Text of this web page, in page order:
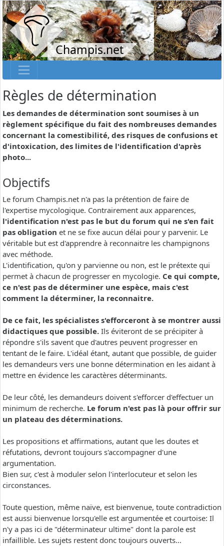
Champis.net
Règles de détermination
Les demandes de détermination sont soumises à un
règlement spécifique du fait des nombreuses demandes
concernant la comestibilité, des risques de confusions et
d'intoxication, des limites de l'identification d'après
photo...
Objectifs
Le forum Champis.net n'a pas la prétention de faire de
l'expertise mycologique. Contrairement aux apparences,
l'identification n'est pas le but du forum qui ne s'en fait
pas obligation et ne se fixe aucun délai pour y parvenir. Le
véritable but est d'apprendre à reconnaitre les champignons
avec méthode.
L'identification, qu'on y parvienne ou non, est le prétexte qui
permet à chacun de progresser en mycologie. Ce qui compte,
ce n'est pas de déterminer une espèce, mais c'est
comment la déterminer, la reconnaitre.
De ce fait, les spécialistes s'efforceront à se montrer aussi
didactiques que possible. Ils éviteront de se précipiter à
répondre s'ils savent que d'autres peuvent progresser en
tentant de le faire. L'idéal étant, autant que possible, de guider
les demandeurs vers une bonne détermination en les aidant à
mettre en évidence les caractères déterminants.
De leur côté, les demandeurs doivent s'efforcer d'effectuer un
minimum de recherche. Le forum n'est pas là pour offrir sur
un plateau des déterminations.
Les propositions et affirmations, autant que les doutes et
réfutations, devront toujours s'accompagner d'une
argumentation.
Bien sur, c'est à moduler selon l'interlocuteur et selon les
circonstances.
Toute question, même naïve, est bienvenue, toute contradiction
est aussi bienvenue lorsqu'elle est argumentée et courtoise: Il
n'y a pas ici de "déterminateur ultime" dont la parole est
infaillible. Les sujets restent donc toujours ouverts...